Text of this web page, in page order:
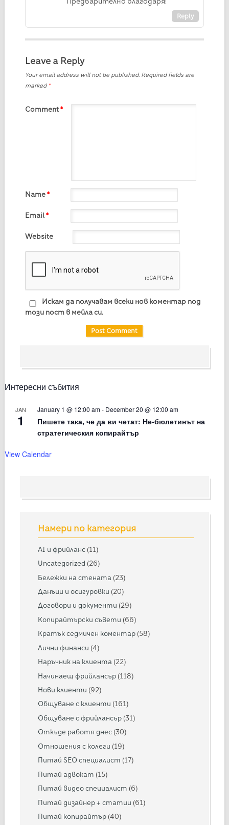
Reply
Leave a Reply
Your email address will not be published. Required fields are
marked *
Comment*
Name*
Email*
Website
Искам да получавам всеки нов коментар под
този пост в мейла си.
Интересни събития
JAN
1
January 1 @ 12:00 am- December 20 @ 12:00 am
Пишете така, че да ви четат: Не-бюлетинът на
стратегическия копирайтър
View Calendar
Намери по категория
AI и фрийланс (11)
Uncategorized (26)
Бележки на стената (23)
Данъци и осигуровки (20)
Договори и документи (29)
Копирайтърски съвети (66)
Кратък седмичен коментар (58)
Лични финанси (4)
Наръчник на клиента (22)
Начинаещ фрийлансър (118)
Нови клиенти (92)
Общуване с клиенти (161)
Общуване с фрийлансър (31)
Откъде работя днес (30)
Отношения с колеги (19)
Питай SEO специалист (17)
Питай адвокат (15)
Питай видео специалист (6)
Питай дизайнер + статии (61)
Питай копирайтър (40)